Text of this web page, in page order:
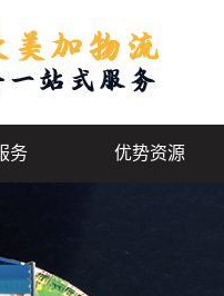
务 优势资源